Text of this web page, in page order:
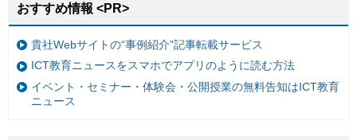
おすすめ情報 <PR>
貴社Webサイトの“事例紹介”記事転載サービス
ICT教育ニュースをスマホでアプリのように読む方法
イベント・セミナー・体験会・公開授業の無料告知はICT教育
ニュース